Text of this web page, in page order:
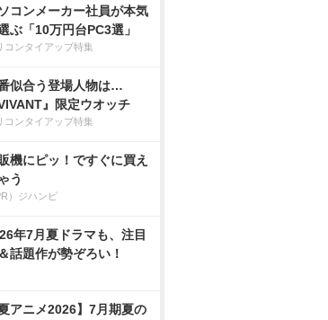
コンメーカー社員が本気
ぶ「10万円台PC3選」
コンタイアップ特集
似合う登場人物は…
VIVANT』限定ウオッチ
コンタイアップ特集
機にピッ！ですぐに買え
う
）ジハンピ
年7月夏ドラマも、注目
話題作が勢ぞろい！
夏アニメ2026】7月期夏の